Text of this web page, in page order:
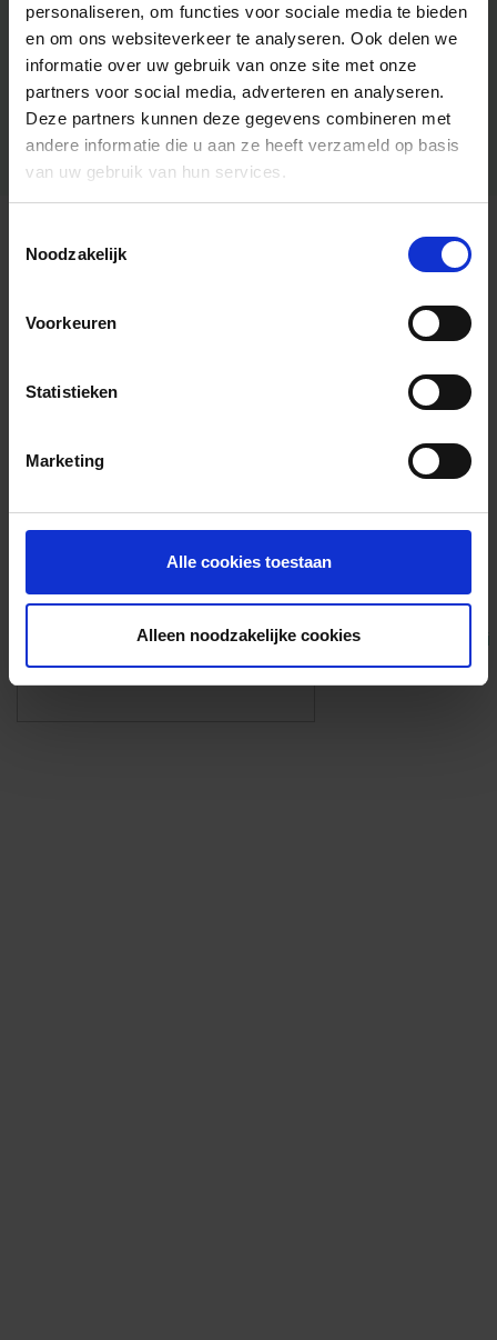
personaliseren, om functies voor sociale media te bieden
en om ons websiteverkeer te analyseren. Ook delen we
informatie over uw gebruik van onze site met onze
partners voor social media, adverteren en analyseren.
Deze partners kunnen deze gegevens combineren met
andere informatie die u aan ze heeft verzameld op basis
van uw gebruik van hun services.
Noodzakelijk
Voorkeuren
Statistieken
Marketing
Alle cookies toestaan
Alleen noodzakelijke cookies
Algemene informatie
Foto’s ({{photos.length}})
Eigen foto’s